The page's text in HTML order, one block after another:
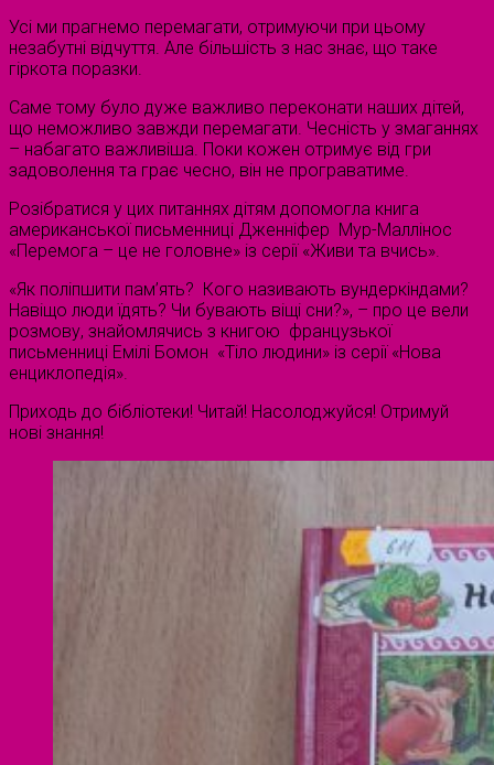
Усі ми прагнемо перемагати, отримуючи при цьому
незабутні відчуття. Але більшість з нас знає, що таке
гіркота поразки.
Саме тому було дуже важливо переконати наших дітей,
що неможливо завжди перемагати. Чесність у змаганнях
– набагато важливіша. Поки кожен отримує від гри
задоволення та грає чесно, він не програватиме.
Розібратися у цих питаннях дітям допомогла книга
американської письменниці Дженніфер Мур-Маллінос
«Перемога – це не головне» із серії «Живи та вчись».
«Як поліпшити пам’ять? Кого називають вундеркіндами?
Навіщо люди їдять? Чи бувають віщі сни?», – про це вели
розмову, знайомлячись з книгою французької
письменниці Емілі Бомон «Тіло людини» із серії «Нова
енциклопедія».
Приходь до бібліотеки! Читай! Насолоджуйся! Отримуй
нові знання!